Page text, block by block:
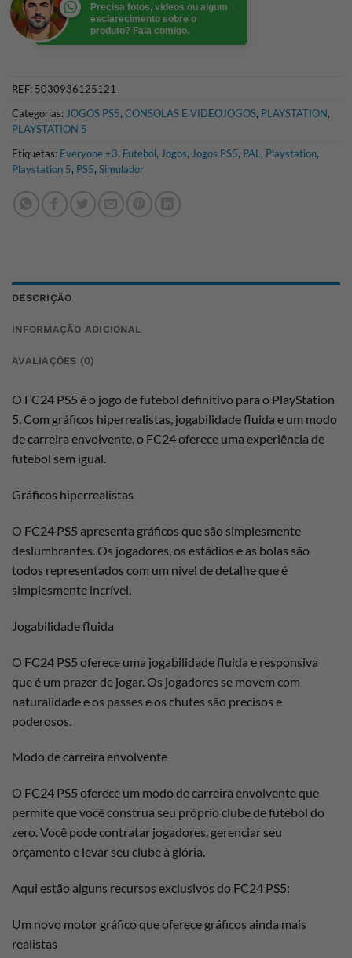
Precisa fotos, videos ou algum
esclarecimento sobre o
produto? Fala comigo.
REF: 5030936125121
Categorias:JOGOS PS5, CONSOLAS E VIDEOJOGOS, PLAYSTATION,
PLAYSTATION 5
Etiquetas: Everyone +3, Futebol, Jogos, Jogos PS5, PAL, Playstation,
Playstation 5, PS5, Simulador
DESCRIÇÃO
INFORMAÇÃO ADICIONAL
AVALIAÇÕES (0)
O FC24 PS5 é o jogo de futebol definitivo para o PlayStation
5. Com gráficos hiperrealistas, jogabilidade fluida e um modo
de carreira envolvente, o FC24 oferece uma experiência de
futebol sem igual.
Gráficos hiperrealistas
O FC24 PS5 apresenta gráficos que são simplesmente
deslumbrantes. Os jogadores, os estádios e as bolas são
todos representados com um nível de detalhe que é
simplesmente incrível.
Jogabilidade fluida
O FC24 PS5 oferece uma jogabilidade fluida e responsiva
que é um prazer de jogar. Os jogadores se movem com
naturalidade e os passes e os chutes são precisos e
poderosos.
Modo de carreira envolvente
O FC24 PS5 oferece um modo de carreira envolvente que
permite que você construa seu próprio clube de futebol do
zero. Você pode contratar jogadores, gerenciar seu
orçamento e levar seu clube à glória.
Aqui estão alguns recursos exclusivos do FC24 PS5:
Um novo motor gráfico que oferece gráficos ainda mais
realistas